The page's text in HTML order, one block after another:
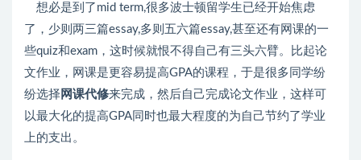
想必是到了mid term,很多波士顿留学生已经开始焦虑
了，少则两三篇essay,多则五六篇essay,甚至还有网课的一
些quiz和exam，这时候就恨不得自己有三头六臂。比起论
文作业，网课是更容易提高GPA的课程，于是很多同学纷
纷选择 网课代修来完成，然后自己完成论文作业，这样可
以最大化的提高GPA同时也最大程度的为自己节约了学业
上的支出。